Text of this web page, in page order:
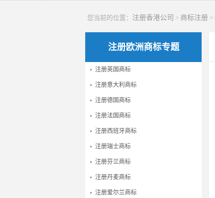
您当前的位置： 注册香港公司 > 商标注册 >
注册欧洲商标专题
注册英国商标
注册意大利商标
注册德国商标
注册法国商标
注册西班牙商标
注册瑞士商标
注册芬兰商标
注册丹麦商标
注册爱尔兰商标